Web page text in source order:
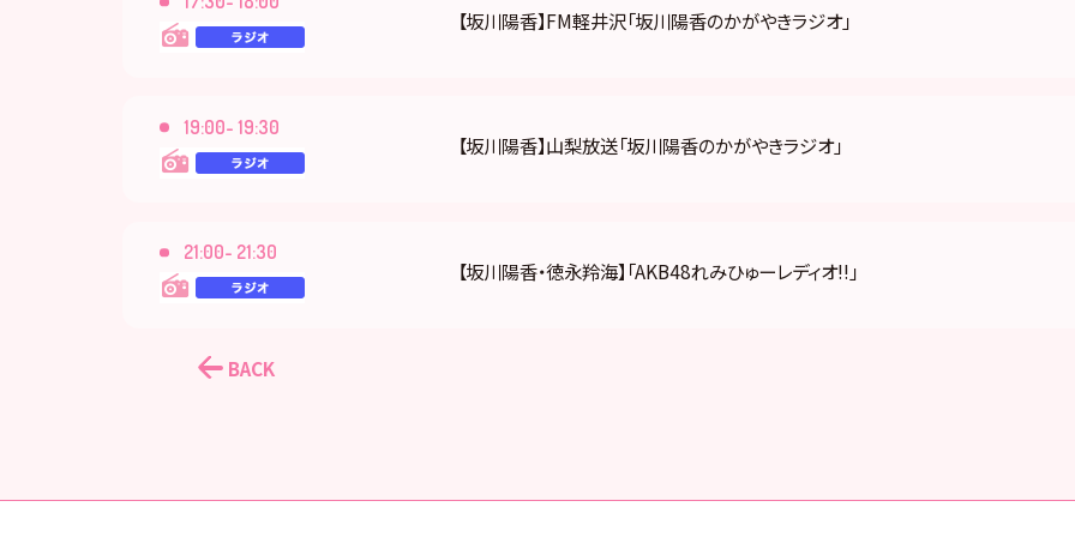
【坂川陽香】FM軽井沢「坂川陽香のかがやきラジオ」
19:00- 19:30
【坂川陽香】山梨放送「坂川陽香のかがやきラジオ」
21:00- 21:30
【坂川陽香・徳永羚海】「AKB48れみひゅーレディオ!!」
BACK